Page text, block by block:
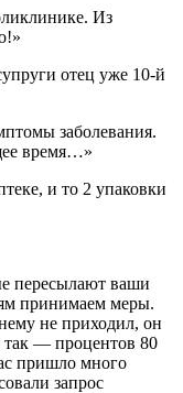
Из
отец уже 10-й
заболевания.
время…»
и то 2 упаковки
пересылают ваши
принимаем меры.
не приходил, он
так — процентов 80
пришло много
запрос